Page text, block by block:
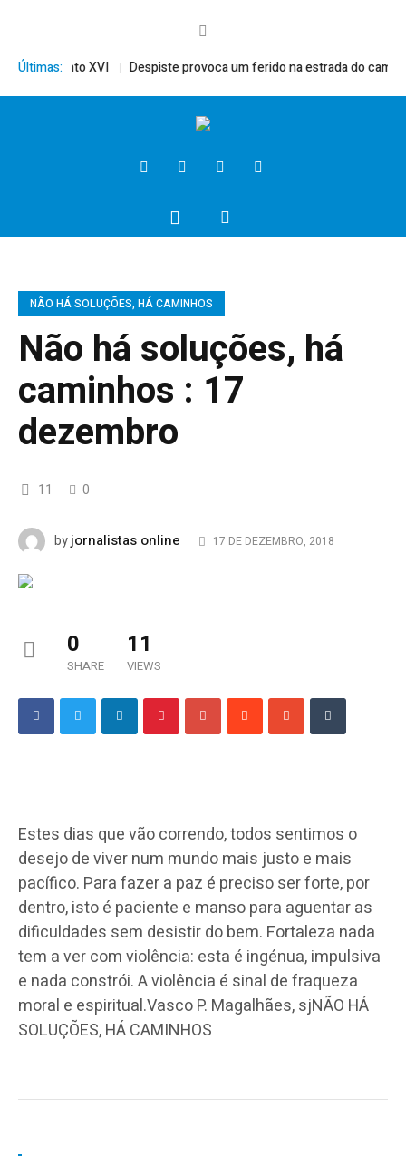
Últimas:
Bento XVI Despiste provoca um ferido na estrada do campo
NÃO HÁ SOLUÇÕES, HÁ CAMINHOS
Não há soluções, há
caminhos : 17
dezembro
11 0
byjornalistas online 17 DE DEZEMBRO, 2018
0
SHARE
11
VIEWS
Estes dias que vão correndo, todos sentimos o
desejo de viver num mundo mais justo e mais
pacífico. Para fazer a paz é preciso ser forte, por
dentro, isto é paciente e manso para aguentar as
dificuldades sem desistir do bem. Fortaleza nada
tem a ver com violência: esta é ingénua, impulsiva
e nada constrói. A violência é sinal de fraqueza
moral e espiritual.Vasco P. Magalhães, sjNÃO HÁ
SOLUÇÕES, HÁ CAMINHOS